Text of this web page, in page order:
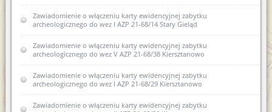
Zawiadomienie o wszczęciu postępowania administracyjnego w
sprawie wydania pozwolenia na prowadzenie archeologicznych
badań powierzchniowych na trasie planowanej budowy
obwodnicy w miejscowości Gąski, obr. Zajdy w ciągi drogi
krajowej.
Zawiadomienie o włączeniu karty ewidencyjnej zabytku
archeologicznego lądowego do wojewódzkiej ewidencji
zabytków archeologicznych 1AZP 24-68/11 Borowo
Zawiadomienie o zakończeniu postępowania
Zawiadomienie o włączeniu karty ewidencyjnej zabytku
archeologicznego do wez I AZP 21-68/14 Stary Gieląd
Zawiadomienie o włączeniu karty ewidencyjnej zabytku
archeologicznego do wez V AZP 21-68/38 Kiersztanowo
Zawiadomienie o włączeniu karty ewidencyjnej zabytku
archeologicznego do wez I AZP 21-68/29 Kiersztanowo
Zawiadomienie o włączeniu karty ewidencyjnej zabytku